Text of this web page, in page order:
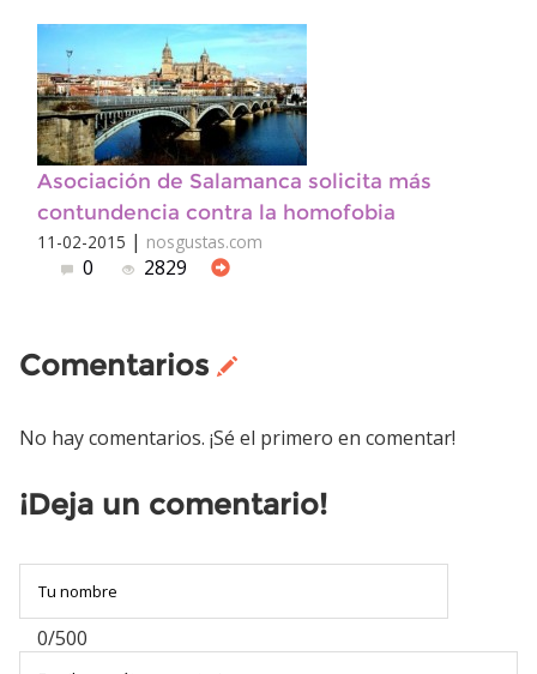
Asociación de Salamanca solicita más
contundencia contra la homofobia
11-02-2015 | nosgustas.com
0 2829
Comentarios
No hay comentarios. ¡Sé el primero en comentar!
¡Deja un comentario!
0/500